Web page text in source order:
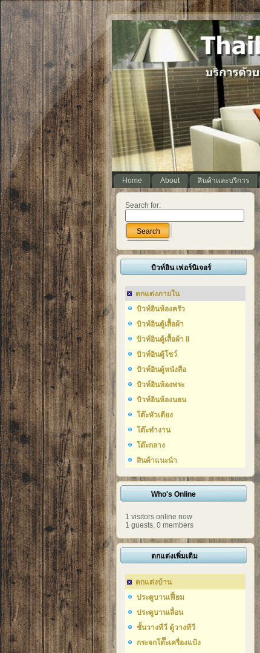
Home About สินค้าและบริการ
Search for:
Search
บิวท์อิน เฟอร์นิเจอร์
ตกแต่งภายใน
บิวท์อินห้องครัว
บิวท์อินตู้เสื้อผ้า
บิวท์อินตู้เสื้อผ้า II
บิวท์อินตู้โชว์
บิวท์อินตู้หนังสือ
บิวท์อินห้องพระ
บิวท์อินห้องนอน
โต๊ะหัวเตียง
โต๊ะทำงาน
โต๊ะกลาง
สินค้าแนะนำ
Who's Online
1 visitors online now
1 guests, 0 members
ตกแต่งเพิ่มเติม
ตกแต่งบ้าน
ประตูบานเฟี้ยม
ประตูบานเลื่อน
ชั้นวางทีวี ตู้วางทีวี
กระจกโต๊๊ะเครื่องแป้ง